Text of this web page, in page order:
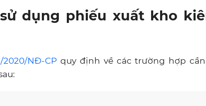
dụng phiếu xuất kho
NĐ-CP quy định về các trường hợp